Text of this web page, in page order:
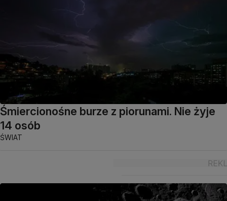
Śmiercionośne burze z piorunami. Nie żyje
14 osób
ŚWIAT